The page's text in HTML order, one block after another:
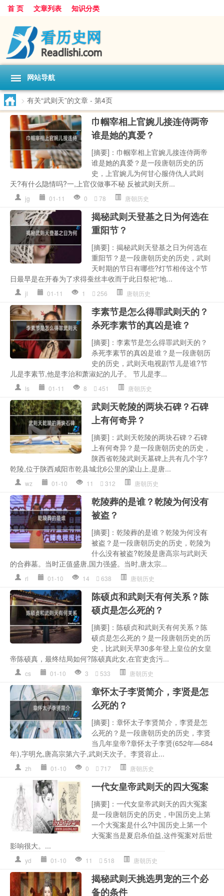
首 页 文章列表 知识分类
网站导航
> 有关“武则天”的文章 - 第4页
巾帼宰相上官婉儿接连侍两帝
谁是她的真爱？
[摘要]：巾帼宰相上官婉儿接连侍两帝
谁是她的真爱？是一段唐朝历史的历
史，上官婉儿为何甘心服侍仇人武则
天?有什么隐情吗?一,上官仪做事不秘 反被武则天所...
jg 01-11 0 78 唐朝历史
揭秘武则天登基之日为何选在
重阳节？
[摘要]：揭秘武则天登基之日为何选在
重阳节？是一段唐朝历史的历史，武则
天时期的节日有哪些?灯节相传这个节
日最早是在开春为了求得蚕丝丰收而于此日祭祀“地...
jl 01-11 1 256 唐朝历史
李素节是怎么得罪武则天的？
杀死李素节的真凶是谁？
[摘要]：李素节是怎么得罪武则天的？
杀死李素节的真凶是谁？是一段唐朝历
史的历史，武则天电视剧节儿是谁?节
儿是李素节,他是李治和萧淑妃的儿子。 节儿是李...
ls 01-11 8 451 唐朝历史
武则天乾陵的两块石碑？石碑
上有何奇异？
[摘要]：武则天乾陵的两块石碑？石碑
上有何奇异？是一段唐朝历史的历史，
陕西省乾陵武则天墓碑上共有几个字?
乾陵,位于陕西咸阳市乾县城北6公里的梁山上,是唐...
wz 01-10 11 312 唐朝历史
乾陵葬的是谁？乾陵为何没有
被盗？
[摘要]：乾陵葬的是谁？乾陵为何没有
被盗？是一段唐朝历史的历史，乾陵为
什么没有被盗?乾陵是唐高宗与武则天
的合葬墓。当时正值盛唐,国力强盛。当时,唐太宗...
rl 01-10 14 638 唐朝历史
陈硕贞和武则天有何关系？陈
硕贞是怎么死的？
[摘要]：陈硕贞和武则天有何关系？陈
硕贞是怎么死的？是一段唐朝历史的历
史，比武则天早30多年登上皇位的女皇
帝陈硕真，最终结局如何?陈硕真此女,在官吏贪污...
cs 01-10 3 533 唐朝历史
章怀太子李贤简介，李贤是怎
么死的？
[摘要]：章怀太子李贤简介，李贤是怎
么死的？是一段唐朝历史的历史，李贤
当几年皇帝?章怀太子李贤(652年—684
年),字明允,唐高宗第六子,武则天次子。李贤容止...
zh 01-10 0 717 唐朝历史
一代女皇帝武则天的四大冤案
[摘要]：一代女皇帝武则天的四大冤案
是一段唐朝历史的历史，中国历史上第
一个大冤案是什么?中国历史上第一个
大冤案当是夏启杀伯益,这件冤案对后世
影响很大。...
yd 01-10 11 518 唐朝历史
揭秘武则天挑选男宠的三个必
备的条件